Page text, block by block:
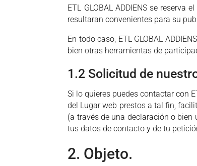
ETL GLOBAL ADDIENS se
resultaran convenientes para su
En todo caso, ETL GLOBAL
bien otras herramientas de
1.2 Solicitud de
Si lo quieres puedes contactar con
del Lugar web prestos a tal fin,
(a través de una declaración o
tus datos de contacto y de tu
2. Objeto.